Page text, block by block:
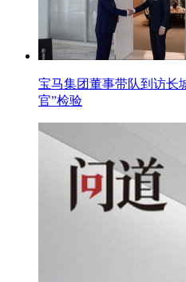
宝马集团董事带队到访长
官”检验